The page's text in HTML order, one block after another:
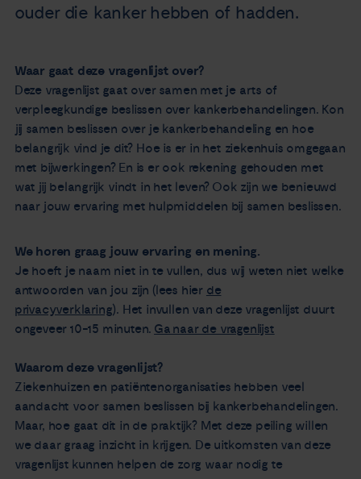
Zorgverleners
Contact
ouder die kanker hebben of hadden.
Waar gaat deze vragenlijst over?
Deze vragenlijst gaat over samen met je arts of
verpleegkundige beslissen over kankerbehandelingen. Kon
jij samen beslissen over je kankerbehandeling en hoe
belangrijk vind je dit? Hoe is er in het ziekenhuis omgegaan
met bijwerkingen? En is er ook rekening gehouden met
wat jij belangrijk vindt in het leven? Ook zijn we benieuwd
naar jouw ervaring met hulpmiddelen bij samen beslissen.
We horen graag jouw ervaring en mening.
Je hoeft je naam niet in te vullen, dus wij weten niet welke
antwoorden van jou zijn (lees hier de
privacyverklaring). Het invullen van deze vragenlijst duurt
ongeveer 10-15 minuten. Ga naar de vragenlijst
Waarom deze vragenlijst?
Ziekenhuizen en patiëntenorganisaties hebben veel
aandacht voor samen beslissen bij kankerbehandelingen.
Maar, hoe gaat dit in de praktijk? Met deze peiling willen
we daar graag inzicht in krijgen. De uitkomsten van deze
vragenlijst kunnen helpen de zorg waar nodig te